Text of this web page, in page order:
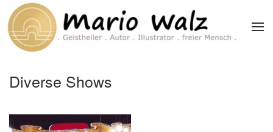
Zum Hauptinhalt springen
Diverse Shows